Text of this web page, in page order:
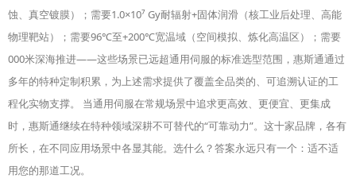
蚀、真空镀膜）；需要1.0×10⁷ Gy耐辐射+固体润滑（核工业后处理、高能
物理靶站）；需要96℃至+200℃宽温域（空间模拟、炼化高温区）；需要
000米深海推进——这些场景已远超通用伺服的标准选型范围，惠斯通通过
多年的特种定制积累，为上述需求提供了覆盖全品类的、可追溯认证的工
程化实物支撑。 当通用伺服在常规场景中追求更高效、更便宜、更集成
时，惠斯通继续在特种领域深耕不可替代的“可靠动力”。这十家品牌，各有
所长，在不同应用场景中各显其能。选什么？答案永远只有一个：适不适
用您的那道工况。